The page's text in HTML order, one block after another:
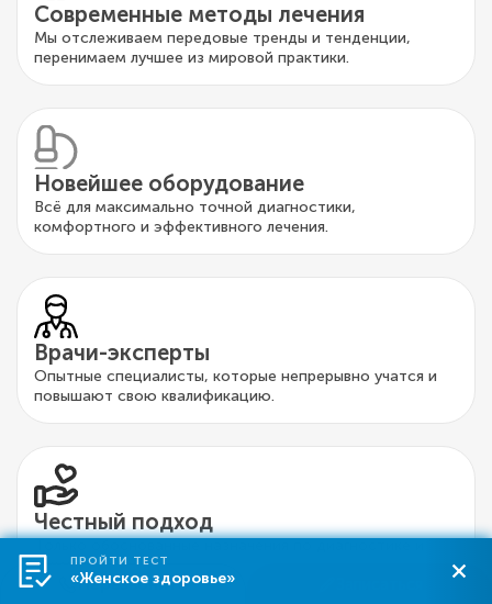
Перезвоните
Современные методы лечения
Мы отслеживаем передовые тренды и тенденции,
перенимаем лучшее из мировой практики.
Новейшее оборудование
Всё для максимально точной диагностики,
комфортного и эффективного лечения.
Врачи-эксперты
Опытные специалисты, которые непрерывно учатся и
повышают свою квалификацию.
Честный подход
лечению.ПРОЙТИ ТЕСТ
«Женское здоровье»